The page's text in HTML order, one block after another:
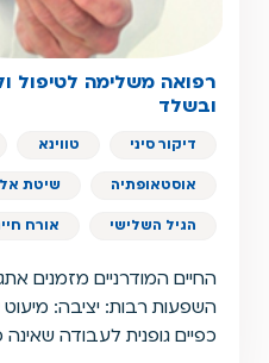
רפואה משלימה לטיפול
ובשלד
דיקור סיני טווינא
אוסטאופתיה שיטת
הגיל השלישי אורח
החיים המודרניים מזמנים
השפעות רבות: יציבה:
כפיים גופנית לעבודה